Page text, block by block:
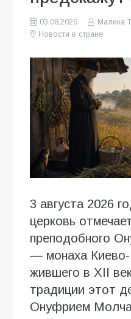
03.08.2026
Малика
Новости в стране
3 августа 2026
церковь
преподобного
— монаха Киево-
жившего в XII
традиции этот
Онуфрием